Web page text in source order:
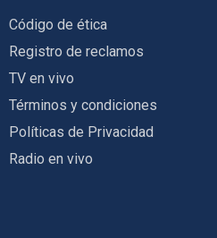
Código de ética
Registro de reclamos
TV en vivo
Términos y condiciones
Políticas de Privacidad
Radio en vivo